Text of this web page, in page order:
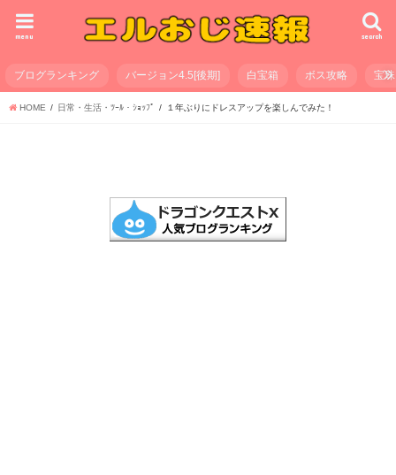
search
menu
ブログランキング バージョン4.5[後期] 白宝箱 ボス攻略 宝珠
HOME 日常・生活・ﾂｰﾙ・ｼｮｯﾌﾟ １年ぶりにドレスアップを楽しんでみた！